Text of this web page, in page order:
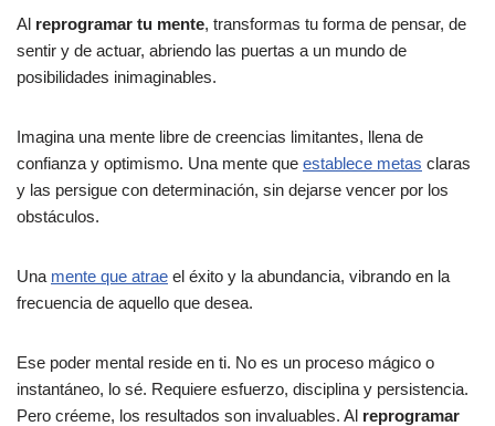
Al reprogramar tu mente, transformas tu forma de pensar, de
sentir y de actuar, abriendo las puertas a un mundo de
posibilidades inimaginables.
Imagina una mente libre de creencias limitantes, llena de
confianza y optimismo. Una mente que establece metas claras
y las persigue con determinación, sin dejarse vencer por los
obstáculos.
Una mente que atrae el éxito y la abundancia, vibrando en la
frecuencia de aquello que desea.
Ese poder mental reside en ti. No es un proceso mágico o
instantáneo, lo sé. Requiere esfuerzo, disciplina y persistencia.
Pero créeme, los resultados son invaluables. Al reprogramar